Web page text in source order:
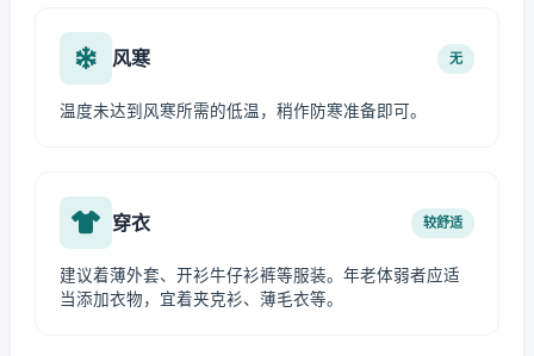
风寒 无
温度未达到风寒所需的低温，稍作防寒准备即可。
穿衣 较舒适
建议着薄外套、开衫牛仔衫裤等服装。年老体弱者应适
当添加衣物，宜着夹克衫、薄毛衣等。